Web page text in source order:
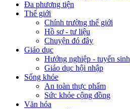
Đa phương tiện
Thế giới
Chính trường thế giới
Hồ sơ - tư liệu
Chuyện đó đây
Giáo dục
Hướng nghiệp - tuyển sinh
Giáo dục hội nhập
Sống khỏe
An toàn thực phẩm
Sức khỏe cộng đồng
Văn hóa